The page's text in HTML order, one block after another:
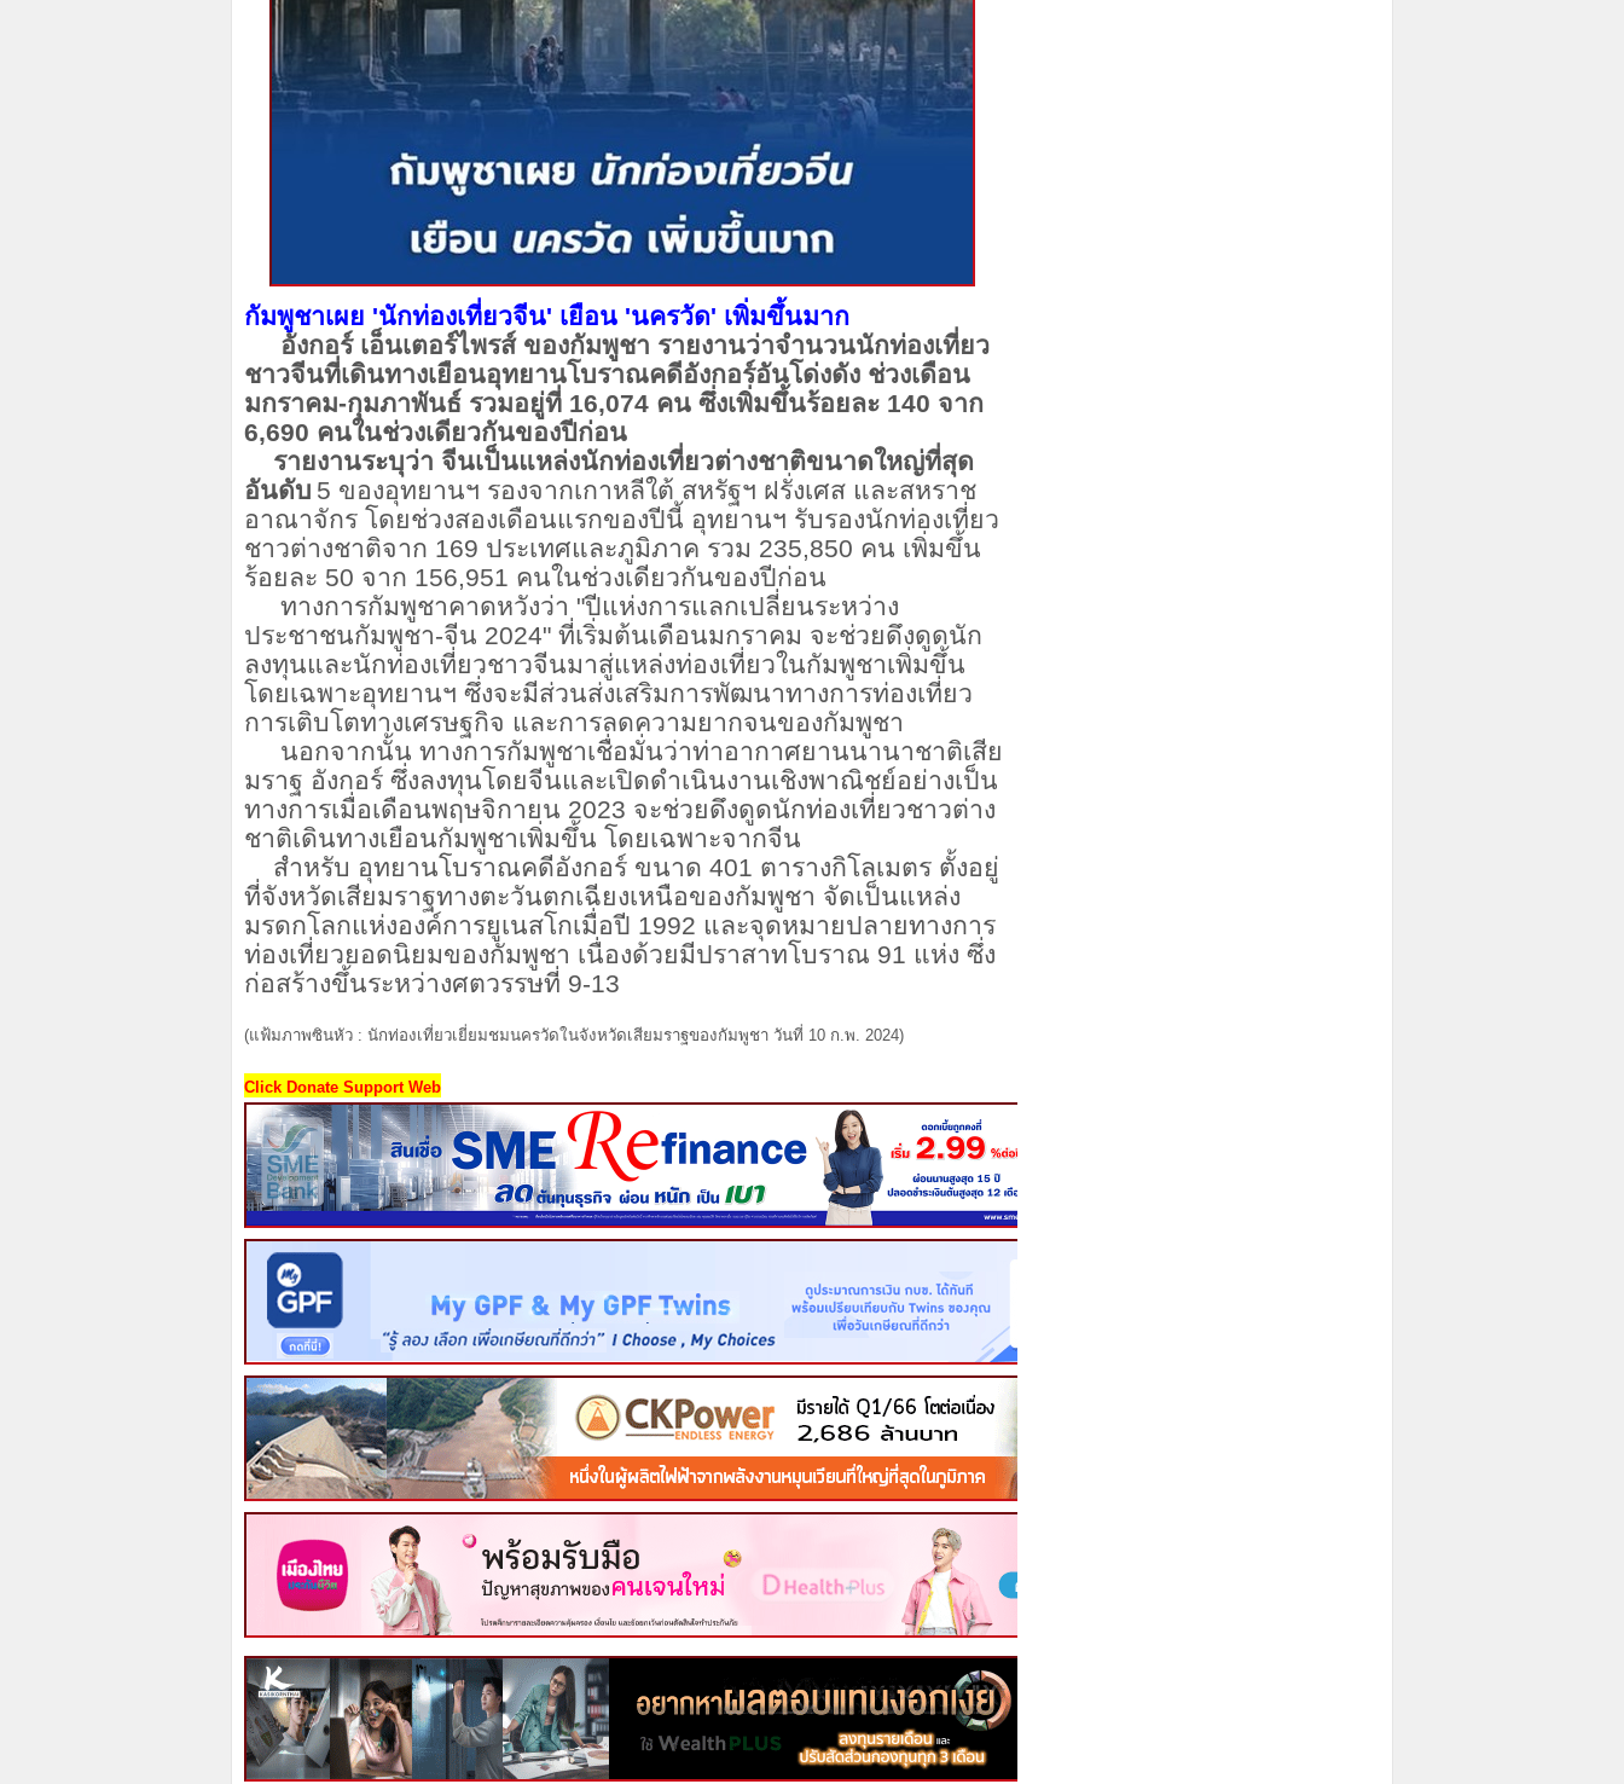
กัมพูชาเผย 'นักท่องเที่ยวจีน' เยือน 'นครวัด' เพิ่มขึ้นมาก
อังกอร์ เอ็นเตอร์ไพรส์ ของกัมพูชา รายงานว่าจำนวนนักท่องเที่ยว
ชาวจีนที่เดินทางเยือนอุทยานโบราณคดีอังกอร์อันโด่งดัง ช่วงเดือน
มกราคม-กุมภาพันธ์ รวมอยู่ที่ 16,074 คน ซึ่งเพิ่มขึ้นร้อยละ 140 จาก
6,690 คนในช่วงเดียวกันของปีก่อน
รายงานระบุว่า จีนเป็นแหล่งนักท่องเที่ยวต่างชาติขนาดใหญ่ที่สุด
อันดับ 5 ของอุทยานฯ รองจากเกาหลีใต้ สหรัฐฯ ฝรั่งเศส และสหราช
อาณาจักร โดยช่วงสองเดือนแรกของปีนี้ อุทยานฯ รับรองนักท่องเที่ยว
ชาวต่างชาติจาก 169 ประเทศและภูมิภาค รวม 235,850 คน เพิ่มขึ้น
ร้อยละ 50 จาก 156,951 คนในช่วงเดียวกันของปีก่อน
ทางการกัมพูชาคาดหวังว่า "ปีแห่งการแลกเปลี่ยนระหว่าง
ประชาชนกัมพูชา-จีน 2024" ที่เริ่มต้นเดือนมกราคม จะช่วยดึงดูดนัก
ลงทุนและนักท่องเที่ยวชาวจีนมาสู่แหล่งท่องเที่ยวในกัมพูชาเพิ่มขึ้น
โดยเฉพาะอุทยานฯ ซึ่งจะมีส่วนส่งเสริมการพัฒนาทางการท่องเที่ยว
การเติบโตทางเศรษฐกิจ และการลดความยากจนของกัมพูชา
นอกจากนั้น ทางการกัมพูชาเชื่อมั่นว่าท่าอากาศยานนานาชาติเสีย
มราฐ อังกอร์ ซึ่งลงทุนโดยจีนและเปิดดำเนินงานเชิงพาณิชย์อย่างเป็น
ทางการเมื่อเดือนพฤษจิกายน 2023 จะช่วยดึงดูดนักท่องเที่ยวชาวต่าง
ชาติเดินทางเยือนกัมพูชาเพิ่มขึ้น โดยเฉพาะจากจีน
สำหรับ อุทยานโบราณคดีอังกอร์ ขนาด 401 ตารางกิโลเมตร ตั้งอยู่
ที่จังหวัดเสียมราฐทางตะวันตกเฉียงเหนือของกัมพูชา จัดเป็นแหล่ง
มรดกโลกแห่งองค์การยูเนสโกเมื่อปี 1992 และจุดหมายปลายทางการ
ท่องเที่ยวยอดนิยมของกัมพูชา เนื่องด้วยมีปราสาทโบราณ 91 แห่ง ซึ่ง
ก่อสร้างขึ้นระหว่างศตวรรษที่ 9-13
(แฟ้มภาพซินหัว : นักท่องเที่ยวเยี่ยมชมนครวัดในจังหวัดเสียมราฐของกัมพูชา วันที่ 10 ก.พ. 2024)
Click Donate Support Web